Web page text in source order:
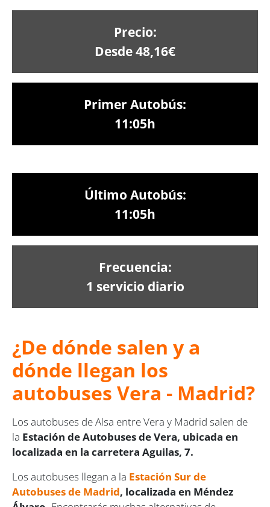
Precio:
Desde 48,16€
Primer Autobús:
11:05h
Último Autobús:
11:05h
Frecuencia:
1 servicio diario
¿De dónde salen y a
dónde llegan los
autobuses Vera - Madrid?
Los autobuses de Alsa entre Vera y Madrid salen de
la Estación de Autobuses de Vera, ubicada en
localizada en la carretera Aguilas, 7.
Los autobuses llegan a la Estación Sur de
Autobuses de Madrid, localizada en Méndez